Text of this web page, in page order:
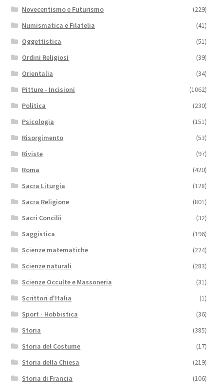
Novecentismo e Futurismo
(229)
Numismatica e Filatelia
(41)
Oggettistica
(51)
Ordini Religiosi
(39)
Orientalia
(34)
Pitture - Incisioni
(1062)
Politica
(230)
Psicologia
(151)
Risorgimento
(53)
Riviste
(97)
Roma
(420)
Sacra Liturgia
(128)
Sacra Religione
(801)
Sacri Concilii
(32)
Saggistica
(196)
Scienze matematiche
(224)
Scienze naturali
(283)
Scienze Occulte e Massoneria
(31)
Scrittori d'Italia
(1)
Sport - Hobbistica
(36)
Storia
(385)
Storia del Costume
(17)
Storia della Chiesa
(219)
Storia di Francia
(106)